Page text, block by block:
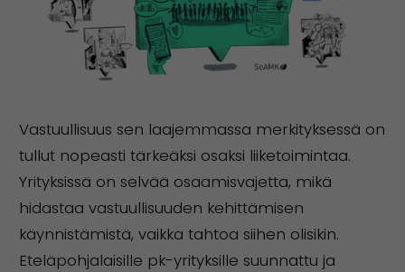
Vastuullisuus sen laajemmassa merkityksessä on
tullut nopeasti tärkeäksi osaksi liiketoimintaa.
Yrityksissä on selvää osaamisvajetta, mikä
hidastaa vastuullisuuden kehittämisen
käynnistämistä, vaikka tahtoa siihen olisikin.
Eteläpohjalaisille pk-yrityksille suunnattu ja